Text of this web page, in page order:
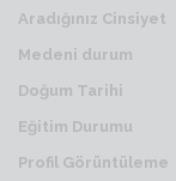
Aradığınız Cinsiyet
Medeni durum
Doğum Tarihi
Eğitim Durumu
Profil Görüntüleme